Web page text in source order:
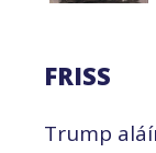
FRISS
Trump